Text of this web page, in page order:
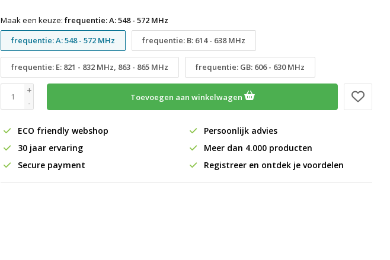
Maak een keuze: frequentie: A: 548 - 572 MHz
frequentie: A: 548 - 572 MHz
frequentie: B: 614 - 638 MHz
frequentie: E: 821 - 832 MHz, 863 - 865 MHz frequentie: GB: 606 - 630 MHz
+
-
Toevoegen aan winkelwagen
ECO friendly webshop
Persoonlijk advies
30 jaar ervaring
Meer dan 4.000 producten
Secure payment
Registreer en ontdek je voordelen